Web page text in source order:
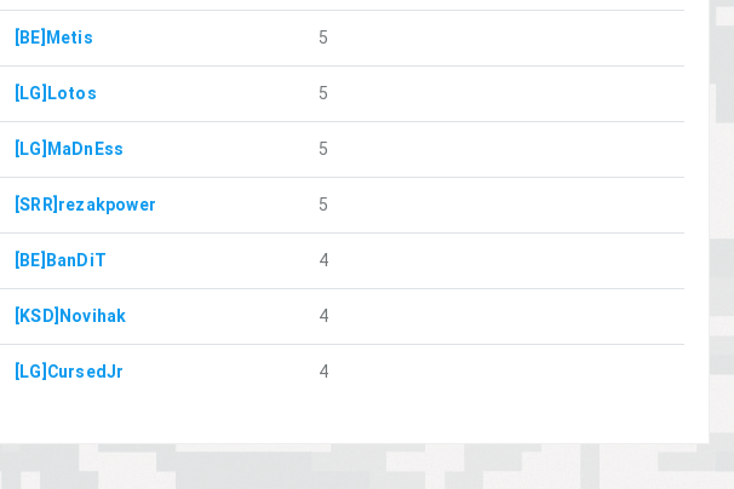
[BE]Metis 5
[LG]Lotos 5
[LG]MaDnEss 5
[SRR]rezakpower 5
[BE]BanDiT 4
[KSD]Novihak 4
[LG]CursedJr 4